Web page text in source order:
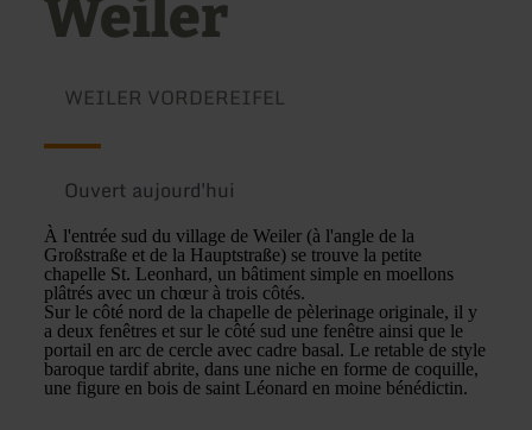
Weiler
WEILER VORDEREIFEL
Ouvert aujourd'hui
À l'entrée sud du village de Weiler (à l'angle de la
Großstraße et de la Hauptstraße) se trouve la petite
chapelle St. Leonhard, un bâtiment simple en moellons
plâtrés avec un chœur à trois côtés.
Sur le côté nord de la chapelle de pèlerinage originale, il y
a deux fenêtres et sur le côté sud une fenêtre ainsi que le
portail en arc de cercle avec cadre basal. Le retable de style
baroque tardif abrite, dans une niche en forme de coquille,
une figure en bois de saint Léonard en moine bénédictin.